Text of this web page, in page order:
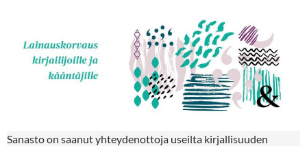
Sanasto on saanut yhteydenottoja useilta kirjallisuuden